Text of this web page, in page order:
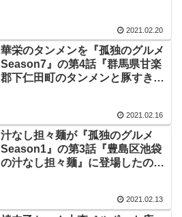
2021.02.20
華栄のタンメンを『孤独のグルメ
Season7』の第4話『群馬県甘楽
郡下仁田町のタンメンと豚すき焼
2021.02.16
汁なし担々麺が『孤独のグルメ
Season1』の第3話『豊島区池袋
の汁なし担々麺』に登場したので
2021.02.13